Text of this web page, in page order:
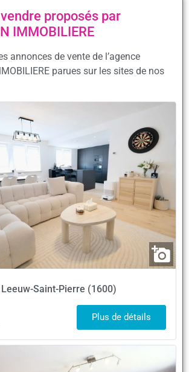
proposés par
IMMOBILIERE
annonces de vente de l’agence
parues sur les sites de nos
Leeuw-Saint-Pierre (1600)
Plus de détails